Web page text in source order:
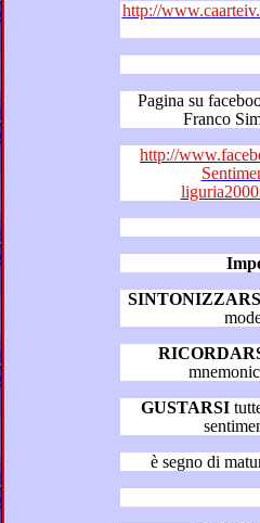
http://www.caarteiv.it/dizionario
Pagina su facebook
http://
GUSTARSI tutte le puntate del